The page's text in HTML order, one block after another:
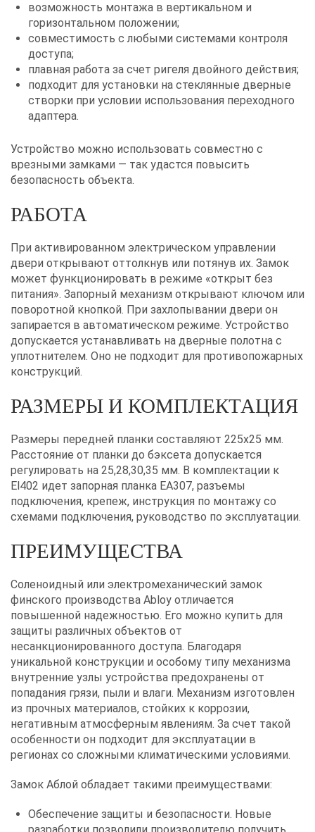
возможность монтажа в вертикальном и
горизонтальном положении;
совместимость с любыми системами контроля
доступа;
плавная работа за счет ригеля двойного действия;
подходит для установки на стеклянные дверные
створки при условии использования переходного
адаптера.
Устройство можно использовать совместно с
врезными замками — так удастся повысить
безопасность объекта.
РАБОТА
При активированном электрическом управлении
двери открывают оттолкнув или потянув их. Замок
может функционировать в режиме «открыт без
питания». Запорный механизм открывают ключом или
поворотной кнопкой. При захлопывании двери он
запирается в автоматическом режиме. Устройство
допускается устанавливать на дверные полотна с
уплотнителем. Оно не подходит для противопожарных
конструкций.
РАЗМЕРЫ И КОМПЛЕКТАЦИЯ
Размеры передней планки составляют 225х25 мм.
Расстояние от планки до бэксета допускается
регулировать на 25,28,30,35 мм. В комплектации к
El402 идет запорная планка EA307, разъемы
подключения, крепеж, инструкция по монтажу со
схемами подключения, руководство по эксплуатации.
ПРЕИМУЩЕСТВА
Соленоидный или электромеханический замок
финского производства Abloy отличается
повышенной надежностью. Его можно купить для
защиты различных объектов от
несанкционированного доступа. Благодаря
уникальной конструкции и особому типу механизма
внутренние узлы устройства предохранены от
попадания грязи, пыли и влаги. Механизм изготовлен
из прочных материалов, стойких к коррозии,
негативным атмосферным явлениям. За счет такой
особенности он подходит для эксплуатации в
регионах со сложными климатическими условиями.
Замок Аблой обладает такими преимуществами:
Обеспечение защиты и безопасности. Новые